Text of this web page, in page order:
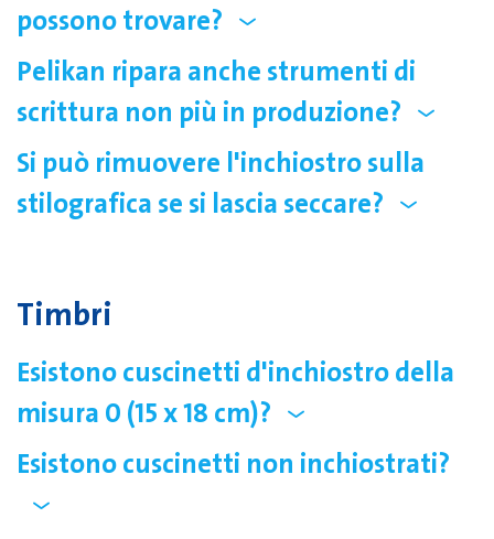
possono trovare?
Pelikan ripara anche strumenti di
scrittura non più in produzione?
Si può rimuovere l'inchiostro sulla
stilografica se si lascia seccare?
Timbri
Esistono cuscinetti d'inchiostro della
misura 0 (15 x 18 cm)?
Esistono cuscinetti non inchiostrati?